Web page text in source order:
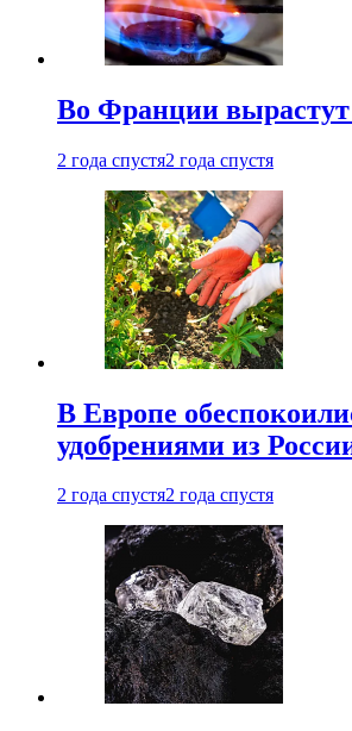
Во Франции вырастут
2 года спустя2 года спустя
В Европе
удобрениями из
2 года спустя2 года спустя